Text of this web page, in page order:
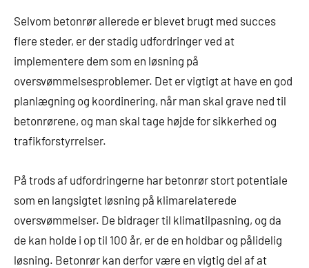
Selvom betonrør allerede er blevet brugt med succes
flere steder, er der stadig udfordringer ved at
implementere dem som en løsning på
oversvømmelsesproblemer. Det er vigtigt at have en god
planlægning og koordinering, når man skal grave ned til
betonrørene, og man skal tage højde for sikkerhed og
trafikforstyrrelser.
På trods af udfordringerne har betonrør stort potentiale
som en langsigtet løsning på klimarelaterede
oversvømmelser. De bidrager til klimatilpasning, og da
de kan holde i op til 100 år, er de en holdbar og pålidelig
løsning. Betonrør kan derfor være en vigtig del af at